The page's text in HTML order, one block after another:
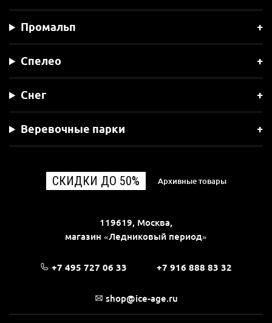
Промальп
Спелео
Снег
Веревочные парки
СКИДКИ ДО 50% Архивные товары
119619, Москва,
магазин «Ледниковый период»
+7 495 727 06 33 +7 916 888 83 32
shop@ice-age.ru